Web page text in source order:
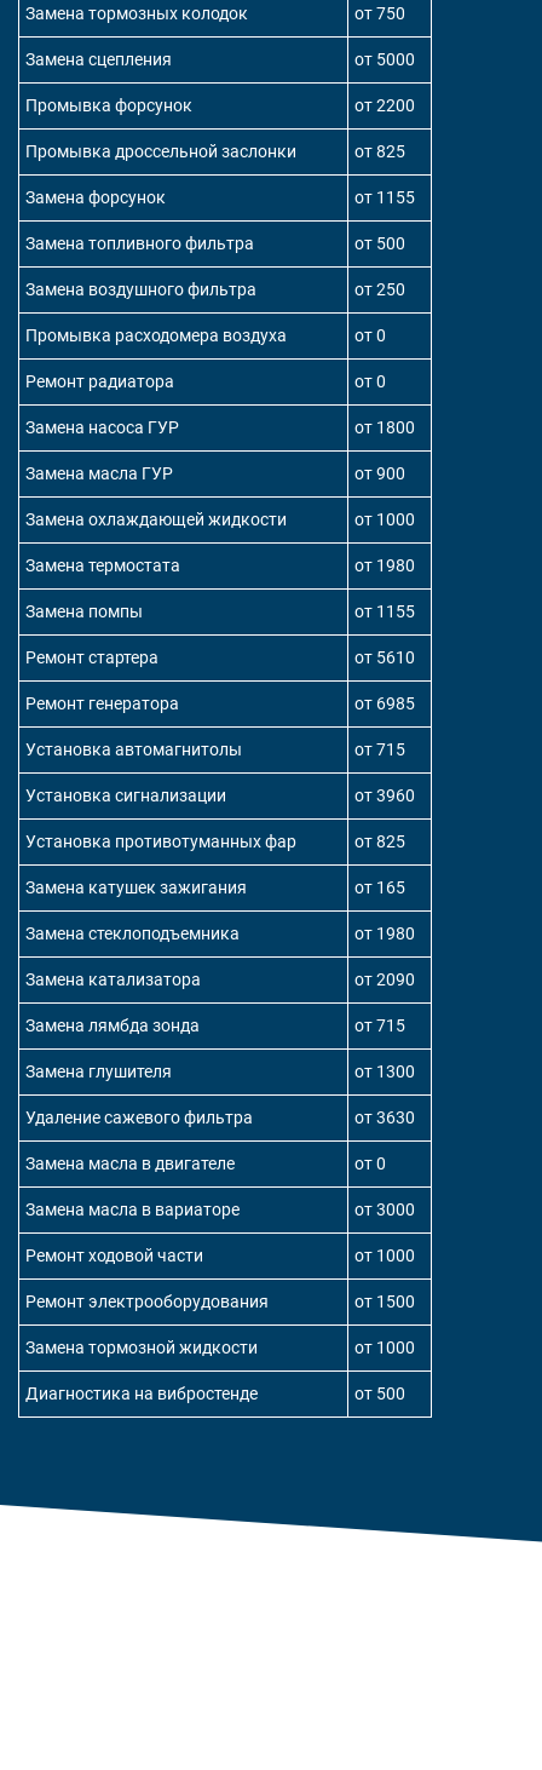
Замена тормозных колодок от 750
Замена сцепления от 5000
Промывка форсунок от 2200
Промывка дроссельной заслонки от 825
Замена форсунок от 1155
Замена топливного фильтра от 500
Замена воздушного фильтра от 250
Промывка расходомера воздуха от 0
Ремонт радиатора от 0
Замена насоса ГУР от 1800
Замена масла ГУР от 900
Замена охлаждающей жидкости от 1000
Замена термостата от 1980
Замена помпы от 1155
Ремонт стартера от 5610
Ремонт генератора от 6985
Установка автомагнитолы от 715
Установка сигнализации от 3960
Установка противотуманных фар от 825
Замена катушек зажигания от 165
Замена стеклоподъемника от 1980
Замена катализатора от 2090
Замена лямбда зонда от 715
Замена глушителя от 1300
Удаление сажевого фильтра от 3630
Замена масла в двигателе от 0
Замена масла в вариаторе от 3000
Ремонт ходовой части от 1000
Ремонт электрооборудования от 1500
Замена тормозной жидкости от 1000
Диагностика на вибростенде от 500